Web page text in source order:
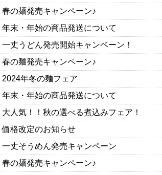
春の麺発売キャンペーン♪
年末・年始の商品発送について
一丈うどん発売開始キャンペーン！
春の麺発売キャンペーン♪
2024年冬の麺フェア
年末・年始の商品発送について
大人気！！秋の選べる煮込みフェア！
価格改定のお知らせ
一丈そうめん発売キャンペーン
春の麺発売キャンペーン♪
みはこちら